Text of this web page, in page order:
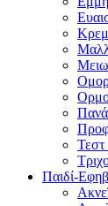
Τεστ
Παιδί-